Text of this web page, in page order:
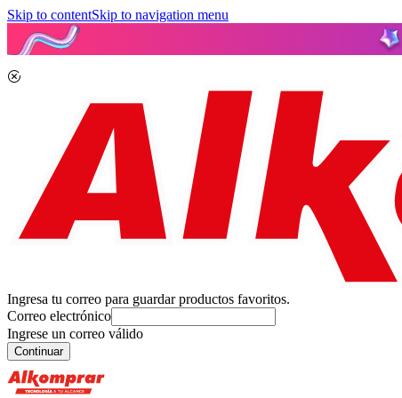
Skip to contentSkip to navigation menu
Ingresa tu correo para guardar productos favoritos.
Correo electrónico
Ingrese un correo válido
Continuar